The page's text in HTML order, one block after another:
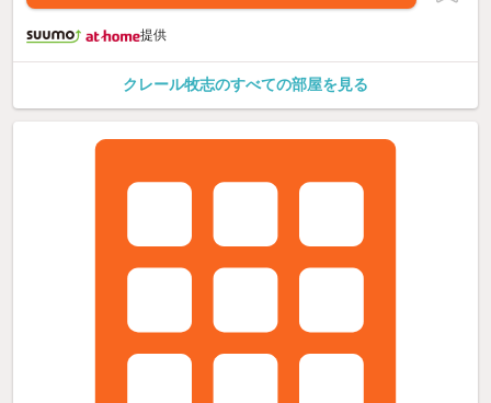
提供
クレール牧志のすべての部屋を見る